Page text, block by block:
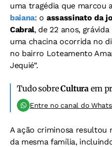
uma tragédia que marcou
baiana: o assassinato da
Cabral, de 22 anos,
uma chacina ocorrida no
no bairro Loteamento
Jequié”.
Tudo sobreCultura em
Entre no canal do
A ação criminosa resultou
da mesma família,